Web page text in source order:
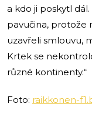
a kdo ji poskytl
pavučina, protože
uzavřeli smlouvu,
Krtek se
různé kontinenty.“
Foto: raikkonen-